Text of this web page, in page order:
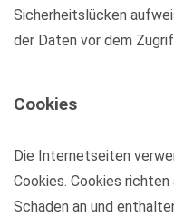
Sicherheitslücken
der Daten vor dem
Cookies
Die Internetseiten
Cookies. Cookies
Schaden an und